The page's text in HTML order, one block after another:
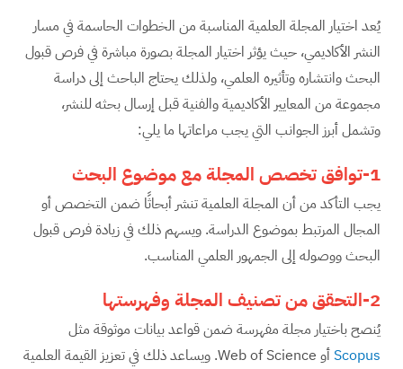
يُعد اختيار المجلة العلمية المناسبة من الخطوات الحاسمة في مسار
النشر الأكاديمي، حيث يؤثر اختيار المجلة بصورة مباشرة في فرص قبول
البحث وانتشاره وتأثيره العلمي، ولذلك يحتاج الباحث إلى دراسة
مجموعة من المعايير الأكاديمية والفنية قبل إرسال بحثه للنشر،
وتشمل أبرز الجوانب التي يجب مراعاتها ما يلي:
1-توافق تخصص المجلة مع موضوع البحث
يجب التأكد من أن المجلة العلمية تنشر أبحاثًا ضمن التخصص أو
المجال المرتبط بموضوع الدراسة. ويسهم ذلك في زيادة فرص قبول
البحث ووصوله إلى الجمهور العلمي المناسب.
2-التحقق من تصنيف المجلة وفهرستها
يُنصح باختيار مجلة مفهرسة ضمن قواعد بيانات موثوقة مثل
Scopus
أو Web of Science. ويساعد ذلك في تعزيز القيمة العلمية